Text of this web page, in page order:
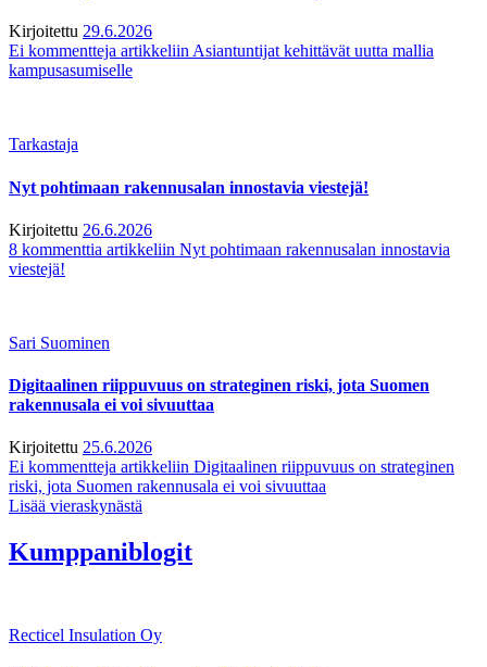
Kirjoitettu 29.6.2026
Ei kommentteja artikkeliin Asiantuntijat kehittävät uutta mallia
kampusasumiselle
Tarkastaja
Nyt pohtimaan rakennusalan innostavia viestejä!
Kirjoitettu 26.6.2026
8 kommenttia artikkeliin Nyt pohtimaan rakennusalan innostavia
viestejä!
Sari Suominen
Digitaalinen riippuvuus on strateginen riski, jota Suomen
rakennusala ei voi sivuuttaa
Kirjoitettu 25.6.2026
Ei kommentteja artikkeliin Digitaalinen riippuvuus on strateginen
riski, jota Suomen rakennusala ei voi sivuuttaa
Lisää vieraskynästä
Kumppaniblogit
Recticel Insulation Oy